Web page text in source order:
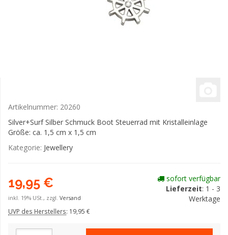
Artikelnummer: 20260
Silver+Surf Silber Schmuck Boot Steuerrad mit Kristalleinlage
Größe: ca. 1,5 cm x 1,5 cm
Kategorie: Jewellery
19,95 €
inkl. 19% USt., zzgl. Versand
UVP des Herstellers: 19,95 €
sofort verfügbar
Lieferzeit: 1 - 3
Werktage